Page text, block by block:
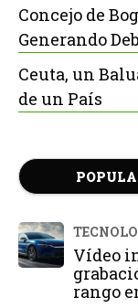
Concejo de
Generando
Ceuta, un
de un País
Vídeo
rango